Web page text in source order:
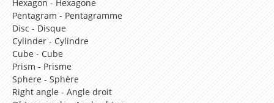
Lesson 16 – In my bedroom
Lesson 17 – What do you like to eat ?
Lesson 18 – Let’s go shopping!
Lesson 19 – Do you like..?
Hexagon - Hexagone
Pentagram - Pentagramme
Disc - Disque
Cylinder - Cylindre
Cube - Cube
Prism - Prisme
Sphere - Sphère
Right angle - Angle droit